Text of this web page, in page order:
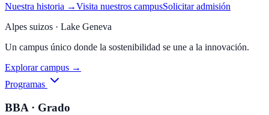
Nuestra historia →Visita nuestros campusSolicitar admisión
Alpes suizos · Lake Geneva
Un campus único donde la sostenibilidad se une a la innovación.
Explorar campus →
Programas
BBA · Grado